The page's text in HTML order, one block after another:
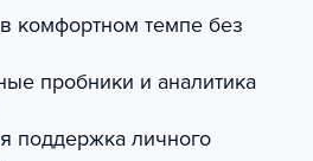
комфортном темпе без
пробники и аналитика
поддержка личного